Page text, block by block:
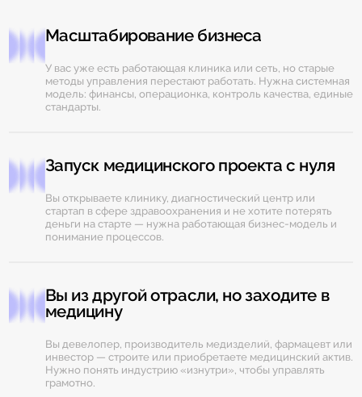
Масштабирование бизнеса
У вас уже есть работающая клиника или сеть, но старые
методы управления перестают работать. Нужна системная
модель: финансы, операционка, контроль качества, единые
стандарты.
Запуск медицинского проекта с нуля
Вы открываете клинику, диагностический центр или
стартап в сфере здравоохранения и не хотите потерять
деньги на старте — нужна работающая бизнес-модель и
понимание процессов.
Вы из другой отрасли, но заходите в
медицину
Вы девелопер, производитель медизделий, фармацевт или
инвестор — строите или приобретаете медицинский актив.
Нужно понять индустрию «изнутри», чтобы управлять
грамотно.